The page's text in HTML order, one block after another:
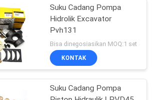
Suku Cadang Pompa
Hidrolik Excavator
Pvh131
Bisa dinegosiasikan MOQ:1 set
KONTAK
Suku Cadang Pompa